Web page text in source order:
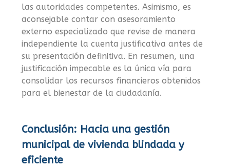
las autoridades competentes. Asimismo, es
aconsejable contar con asesoramiento
externo especializado que revise de manera
independiente la cuenta justificativa antes de
su presentación definitiva. En resumen, una
justificación impecable es la única vía para
consolidar los recursos financieros obtenidos
para el bienestar de la ciudadanía.
Conclusión: Hacia una gestión
municipal de vivienda blindada y
eficiente